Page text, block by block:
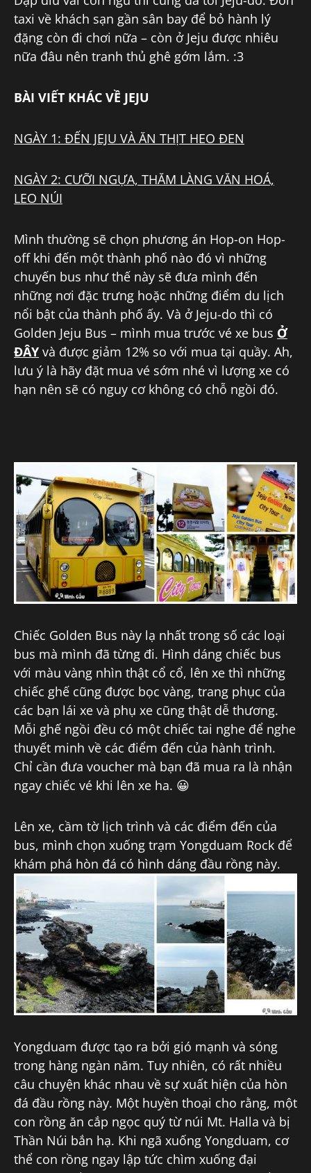
taxi về khách sạn gần sân bay để bỏ hành lý
đặng còn đi chơi nữa – còn ở Jeju được nhiêu
nữa đâu nên tranh thủ ghê gớm lắm. :3
BÀI VIẾT KHÁC VỀ JEJU
NGÀY 1: ĐẾN JEJU VÀ ĂN THỊT HEO ĐEN
NGÀY 2: CƯỠI NGỰA, THĂM LÀNG VĂN HOÁ,
LEO NÚI
Mình thường sẽ chọn phương án Hop-on Hop-
off khi đến một thành phố nào đó vì những
chuyến bus như thế này sẽ đưa mình đến
những nơi đặc trưng hoặc những điểm du lịch
nổi bật của thành phố ấy. Và ở Jeju-do thì có
Golden Jeju Bus – mình mua trước vé xe bus Ở
ĐÂY và được giảm 12% so với mua tại quầy. Ah,
lưu ý là hãy đặt mua vé sớm nhé vì lượng xe có
hạn nên sẽ có nguy cơ không có chỗ ngồi đó.
Chiếc Golden Bus này lạ nhất trong số các loại
bus mà mình đã từng đi. Hình dáng chiếc bus
với màu vàng nhìn thật cổ cổ, lên xe thì những
chiếc ghế cũng được bọc vàng, trang phục của
các bạn lái xe và phụ xe cũng thật dễ thương.
Mỗi ghế ngồi đều có một chiếc tai nghe để nghe
thuyết minh về các điểm đến của hành trình.
Chỉ cần đưa voucher mà bạn đã mua ra là nhận
ngay chiếc vé khi lên xe ha. 😀
Lên xe, cầm tờ lịch trình và các điểm đến của
bus, mình chọn xuống trạm Yongduam Rock để
khám phá hòn đá có hình dáng đầu rồng này.
Yongduam được tạo ra bởi gió mạnh và sóng
trong hàng ngàn năm. Tuy nhiên, có rất nhiều
câu chuyện khác nhau về sự xuất hiện của hòn
đá đầu rồng này. Một huyền thoại cho rằng, một
con rồng ăn cắp ngọc quý từ núi Mt. Halla và bị
Thần Núi bắn hạ. Khi ngã xuống Yongduam, cơ
thể con rồng ngay lập tức chìm xuống đại